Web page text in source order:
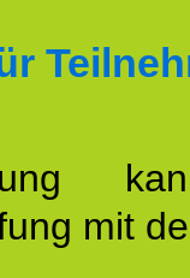
mit